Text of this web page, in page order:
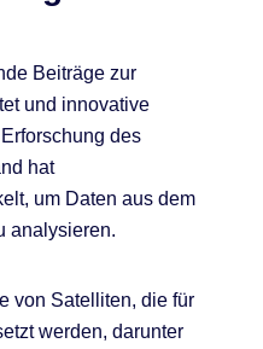
Beiträge zur
und innovative
des
hat
um Daten aus dem
analysieren.
von Satelliten, die für
werden, darunter